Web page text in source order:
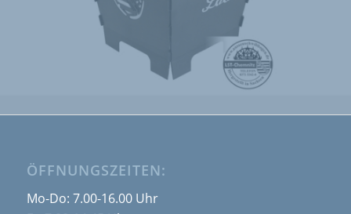
ÖFFNUNGSZEITEN:
Mo-Do: 7.00-16.00 Uhr